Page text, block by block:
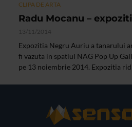
CLIPA DE ARTA
Radu Mocanu –
13/11/2014
Expozitia Negru Auriu a tanarului
fi vazuta in spatiul NAG Pop Up
pe 13 noiembrie 2014. Expozitia